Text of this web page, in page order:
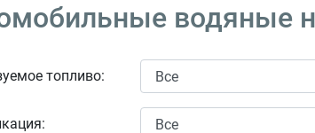
водяные
топливо: